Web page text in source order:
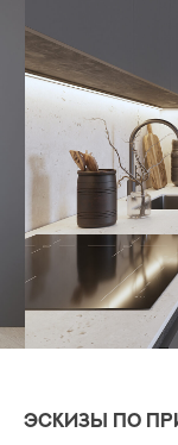
Эскизы по